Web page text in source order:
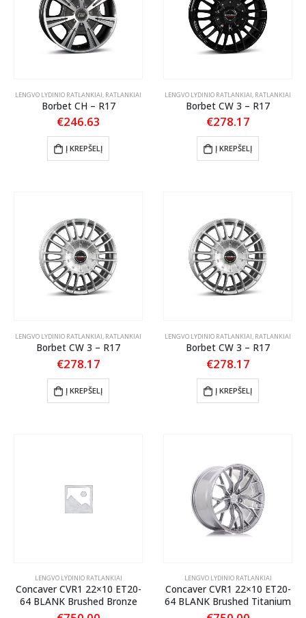
LENGVO LYDINIO RATLANKIAI RATLANKIAI
Borbet CH – R17
€246.63
Į KREPŠELĮ
LENGVO LYDINIO RATLANKIAI RATLANKIAI
Borbet CW 3 – R17
€278.17
Į KREPŠELĮ
LENGVO LYDINIO RATLANKIAI, RATLANKIAI
Borbet CW 3 – R17
€278.17
Į KREPŠELĮ
LENGVO LYDINIO RATLANKIAI, RATLANKIAI
Borbet CW 3 – R17
€278.17
Į KREPŠELĮ
LENGVO LYDINIO RATLANKIAI
Concaver CVR1 22×10 ET20-
64 BLANK Brushed Bronze
LENGVO LYDINIO RATLANKIAI
Concaver CVR1 22×10 ET20-
64 BLANK Brushed Titanium